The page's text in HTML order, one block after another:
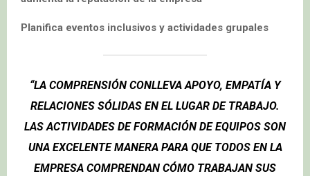
Planifica eventos inclusivos y actividades grupales
“LA COMPRENSIÓN CONLLEVA APOYO, EMPATÍA Y
RELACIONES SÓLIDAS EN EL LUGAR DE TRABAJO.
LAS ACTIVIDADES DE FORMACIÓN DE EQUIPOS SON
UNA EXCELENTE MANERA PARA QUE TODOS EN LA
EMPRESA COMPRENDAN CÓMO TRABAJAN SUS